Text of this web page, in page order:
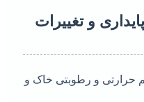
و تغییرات
حرارتی و رطوبتی خاک و